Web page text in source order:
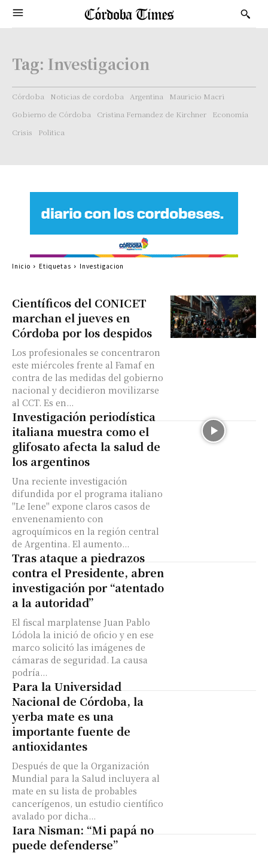
Tag: Investigacion
Córdoba Noticias de cordoba Argentina
Mauricio Macri
Gobierno de Córdoba
Cristina Fernandez de Kirchner
Economía
Crisis
Politica
Científicos del CONICET
marchan el jueves en
Córdoba por los despidos
Los profesionales se concentraron
este miércoles frente al Famaf en
contra de las medidas del gobierno
nacional y decidieron movilizarse
al CCT. Es en...
Investigación periodística
italiana muestra como el
glifosato afecta la salud de
los argentinos
Una reciente investigación
difundida por el programa italiano
"Le Iene" expone claros casos de
envenenamiento con
agroquímicos en la región central
de Argentina. El aumento...
Tras ataque a piedrazos
contra el Presidente, abren
investigación por “atentado
a la autoridad”
El fiscal marplatense Juan Pablo
Lódola la inició de oficio y en ese
marco solicitó las imágenes de
cámaras de seguridad. La causa
podría...
Para la Universidad
Nacional de Córdoba, la
yerba mate es una
importante fuente de
antioxidantes
Después de que la Organización
Mundial para la Salud incluyera al
mate en su lista de probables
cancerígenos, un estudio científico
avalado por dicha...
Iara Nisman: “Mi papá no
puede defenderse”
Inicio Etiquetas Investigacion